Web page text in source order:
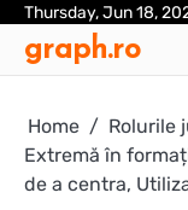
Skip
content
Thursday, Jun 18,
graph.ro
Home
Rolurile
Extremă în
de a centra,